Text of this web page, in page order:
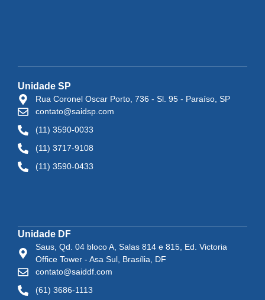
Unidade SP
Rua Coronel Oscar Porto, 736 - Sl. 95 - Paraíso, SP
contato@saidsp.com
(11) 3590-0033
(11) 3717-9108
(11) 3590-0433
Unidade DF
Saus, Qd. 04 bloco A, Salas 814 e 815, Ed. Victoria
Office Tower - Asa Sul, Brasília, DF
contato@saiddf.com
(61) 3686-1113